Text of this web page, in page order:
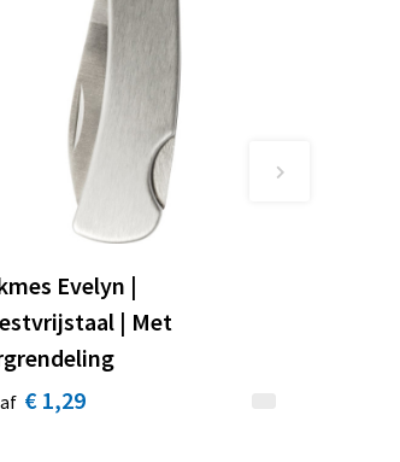
Evelyn |
| Met
€ 1,29